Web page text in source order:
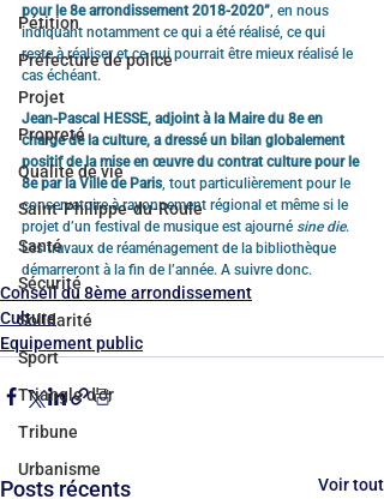
Pétition
Préfecture de police
Projet
Propreté
Qualité de vie
Saint-Philippe-du-Roule
Santé
Sécurité
Solidarité
Sport
Triangle d'or
Tribune
Urbanisme
pour le 8e arrondissement 2018-2020” , en nous
indiquant notamment ce qui a été réalisé, ce qui
reste à réaliser et ce qui pourrait être mieux réalisé le
cas échéant.
Jean-Pascal HESSE, adjoint à la Maire du 8e en
charge de la culture, a dressé un bilan globalement
positif de la mise en œuvre du contrat culture pour le
8e par la Ville de Paris, tout particulièrement pour le
conservatoire à rayonnement régional et même si le
projet d’un festival de musique est ajourné sine die.
Les travaux de réaménagement de la bibliothèque
démarreront à la fin de l’année. A suivre donc.
Conseil du 8ème arrondissement
Culture
Equipement public
Posts récents Voir tout